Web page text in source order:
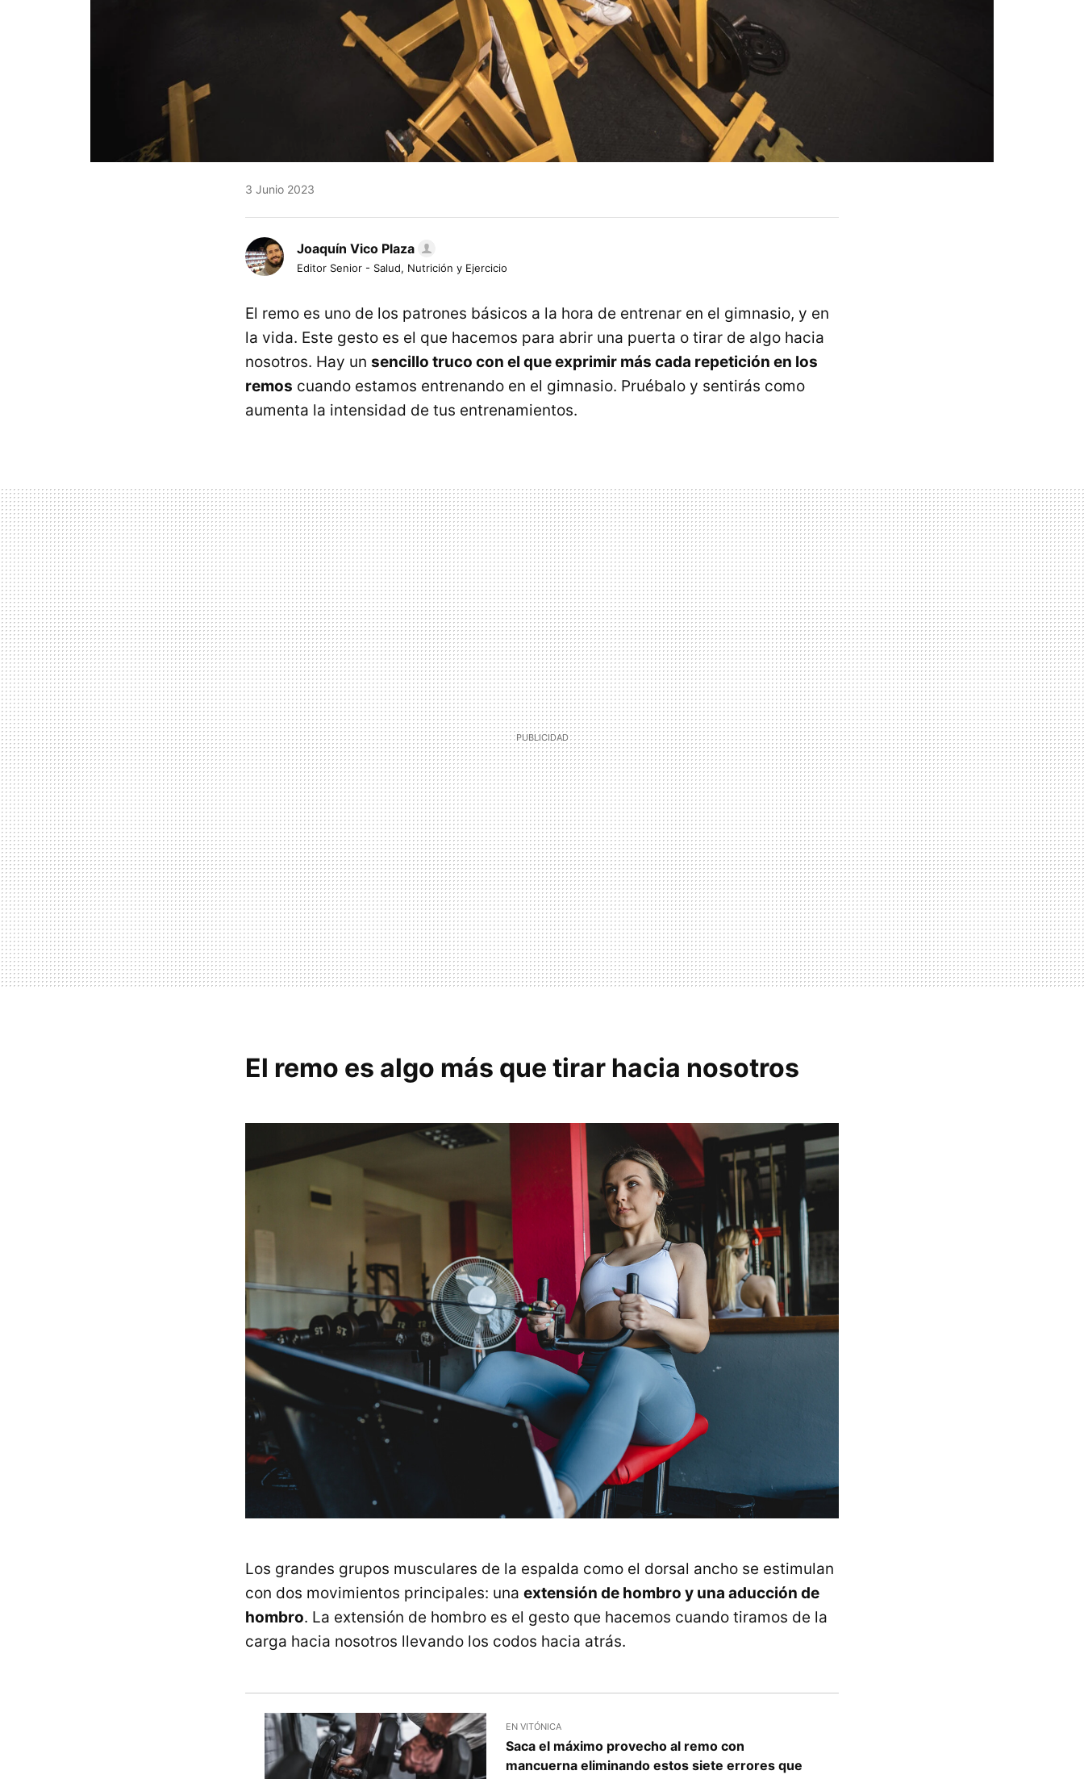
3 Junio 2023
Joaquín Vico Plaza
Editor Senior - Salud, Nutrición y Ejercicio
El remo es uno de los patrones básicos a la hora de entrenar en el gimnasio, y en
la vida. Este gesto es el que hacemos para abrir una puerta o tirar de algo hacia
nosotros. Hay un sencillo truco con el que exprimir más cada repetición en los
remos cuando estamos entrenando en el gimnasio. Pruébalo y sentirás como
aumenta la intensidad de tus entrenamientos.
El remo es algo más que tirar hacia nosotros
Los grandes grupos musculares de la espalda como el dorsal ancho se estimulan
con dos movimientos principales: una extensión de hombro y una aducción de
hombro. La extensión de hombro es el gesto que hacemos cuando tiramos de la
carga hacia nosotros llevando los codos hacia atrás.
EN VITÓNICA
Saca el máximo provecho al remo con
mancuerna eliminando estos siete errores que